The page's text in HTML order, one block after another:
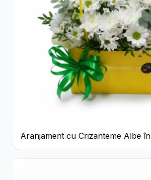
Aranjament cu Crizanteme Albe în
Cutie Galbenă